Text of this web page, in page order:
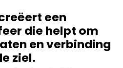
een
die helpt om
en verbinding
ziel.